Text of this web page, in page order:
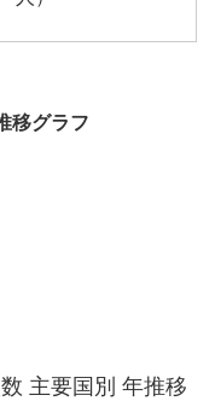
移グラフ
主要国別 年推移